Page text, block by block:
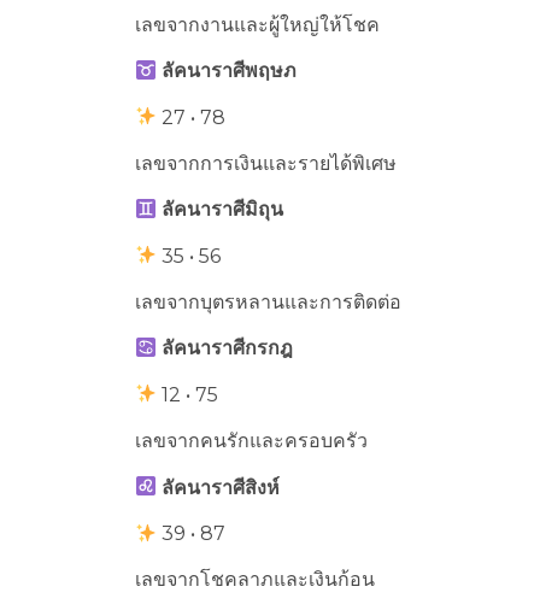
เลขจากงานและผู้ใหญ่ให้โชค
ลัคนาราศีพฤษภ
27 • 78
เลขจากการเงินและรายได้พิเศษ
ลัคนาราศีมิถุน
35 • 56
เลขจากบุตรหลานและการติดต่อ
ลัคนาราศีกรกฎ
12 • 75
เลขจากคนรักและครอบครัว
ลัคนาราศีสิงห์
39 • 87
เลขจากโชคลาภและเงินก้อน